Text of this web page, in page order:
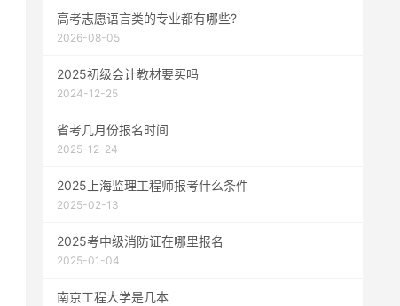
高考志愿语言类的专业都有哪些?
2026-08-05
2025初级会计教材要买吗
2024-12-25
省考几月份报名时间
2025-12-24
2025上海监理工程师报考什么条件
2025-02-13
2025考中级消防证在哪里报名
2025-01-04
南京工程大学是几本